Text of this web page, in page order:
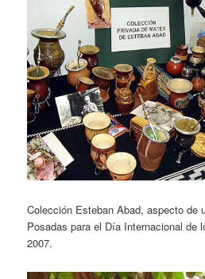
Colección Esteban Abad, aspecto de
Posadas para el Día Internacional de
2007.